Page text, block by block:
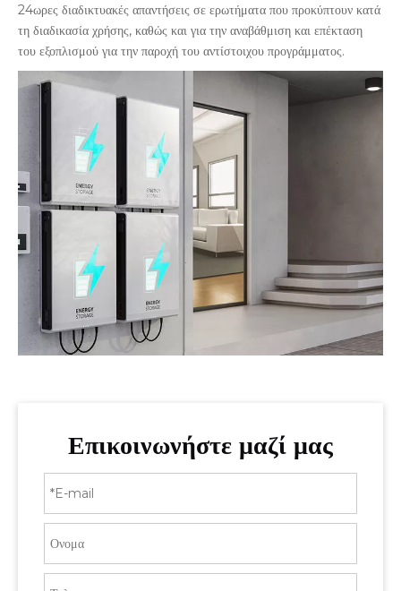
24ωρες διαδικτυακές απαντήσεις σε ερωτήματα που προκύπτουν κατά
τη διαδικασία χρήσης, καθώς και για την αναβάθμιση και επέκταση
του εξοπλισμού για την παροχή του αντίστοιχου προγράμματος.
Επικοινωνήστε μαζί μας